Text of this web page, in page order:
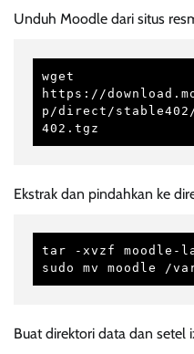
Unduh Moodle dari situs
wget
https://
p/direct/
402.tgz
Ekstrak dan pindahkan ke
tar -xvzf moodle-
sudo mv moodle /
Buat direktori data dan setel